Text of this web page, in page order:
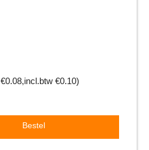
€0.08,incl.btw €0.10)
Bestel